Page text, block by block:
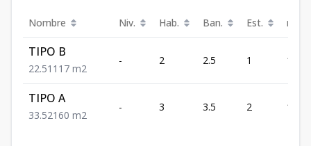
Nombre Niv. Hab. Ban. Est. m²
TIPO B
22.51 117 m2
- 2 2.5 1 117
TIPO A
33.52160 m2
- 3 3.5 2 160